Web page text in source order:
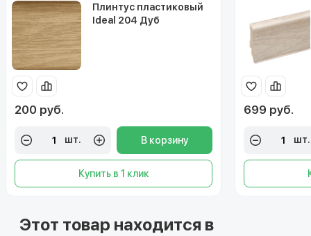
Плинтус пластиковый
Ideal 204 Дуб
200 руб.
шт. В корзину
Купить в 1 клик
699 руб.
шт.
Этот товар находится в